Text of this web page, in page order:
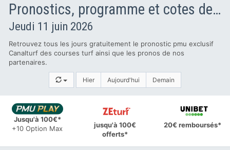
Pronostics, programme et cotes des courses PMU
Jeudi 11 juin 2026
Retrouvez tous les jours gratuitement le pronostic pmu exclusif
Canalturf des courses turf ainsi que les pronos de nos
partenaires.
Hier Aujourd'hui Demain
Jusqu'à 100€*
+10 Option Max
jusqu'à 100€
offerts*
20€ remboursés*